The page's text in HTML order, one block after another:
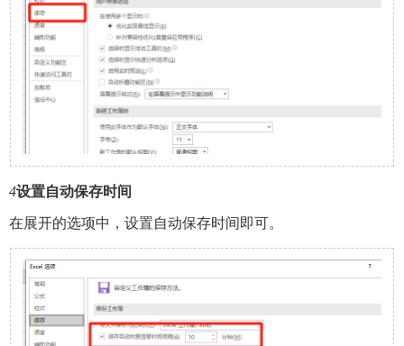
4设置自动保存时间
在展开的选项中，设置自动保存时间即可。